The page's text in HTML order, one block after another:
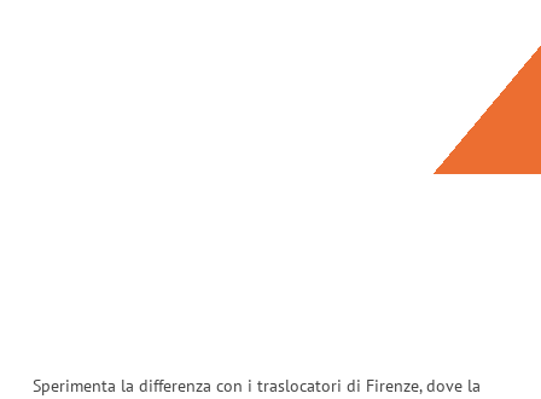
Sperimenta la differenza con i traslocatori di Firenze, dove la